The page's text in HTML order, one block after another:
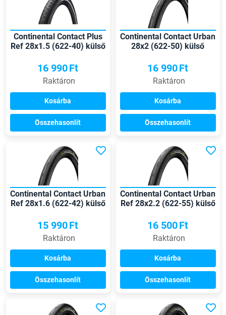
Continental Contact Plus
Ref 28x1.5 (622-40) külső
16 990Ft
Raktáron
Kosárba
Összehasonlít
Continental Contact Urban
28x2 (622-50) külső
16 990Ft
Raktáron
Kosárba
Összehasonlít
Continental Contact Urban
Ref 28x1.6 (622-42) külső
15 990Ft
Raktáron
Kosárba
Összehasonlít
Continental Contact Urban
Ref 28x2.2 (622-55) külső
16 500Ft
Raktáron
Kosárba
Összehasonlít